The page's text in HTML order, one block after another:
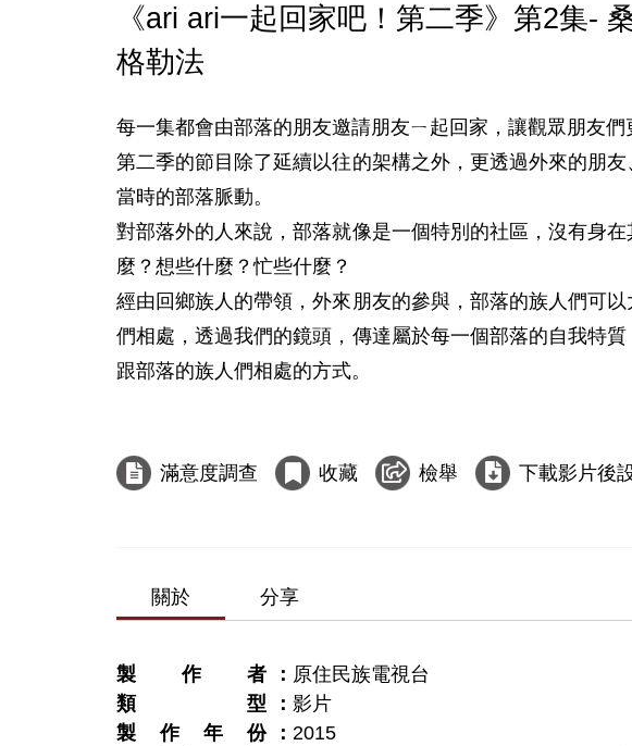
《ari ari一起回家吧！第二季》第2集-
格勒法
每一集都會由部落的朋友邀請朋友ㄧ起回家，讓觀眾朋友們
第二季的節目除了延續以往的架構之外，更透過外來的朋
當時的部落脈動。
對部落外的人來說，部落就像是一個特別的社區，沒有身
麼？想些什麼？忙些什麼？
經由回鄉族人的帶領，外來朋友的參與，部落的族人們可
們相處，透過我們的鏡頭，傳達屬於每一個部落的自我特
跟部落的族人們相處的方式。
滿意度調查 收藏 檢舉 下載影片後
關於 分享
製作者
原住民族電視台
類型
影片
製作年份
2015